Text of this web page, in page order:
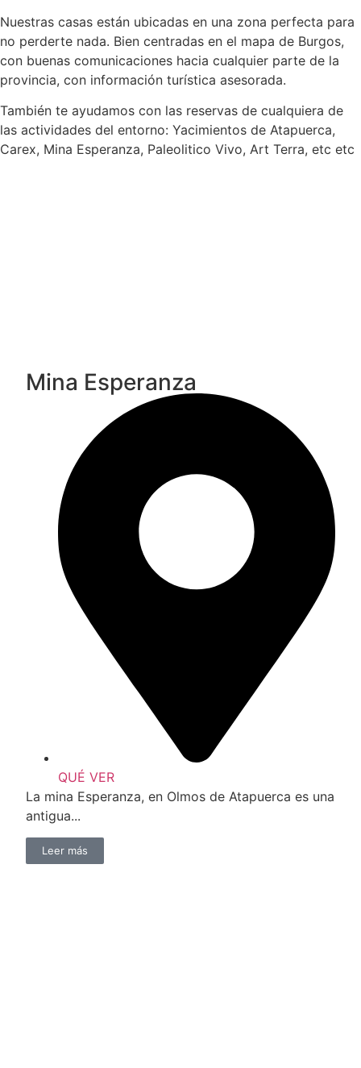
Nuestras casas están ubicadas en una zona perfecta para
no perderte nada. Bien centradas en el mapa de Burgos,
con buenas comunicaciones hacia cualquier parte de la
provincia, con información turística asesorada.
También te ayudamos con las reservas de cualquiera de
las actividades del entorno: Yacimientos de Atapuerca,
Carex, Mina Esperanza, Paleolitico Vivo, Art Terra, etc etc
Mina Esperanza
QUÉ VER
La mina Esperanza, en Olmos de Atapuerca es una
antigua...
Leer más